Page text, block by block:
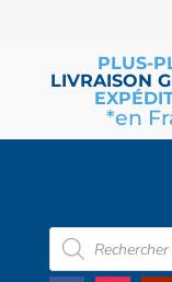
PLUS-
LIVRAISON
*en
Recherche
de
produits